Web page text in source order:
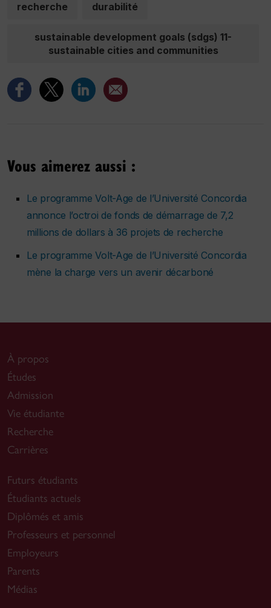
recherche durabilité
sustainable development goals (sdgs) 11-
sustainable cities and communities
Vous aimerez aussi :
Le programme Volt-Age de l’Université Concordia
annonce l’octroi de fonds de démarrage de 7,2
millions de dollars à 36 projets de recherche
Le programme Volt-Age de l’Université Concordia
mène la charge vers un avenir décarboné
À propos
Études
Admission
Vie étudiante
Recherche
Carrières
Futurs étudiants
Étudiants actuels
Diplômés et amis
Professeurs et personnel
Employeurs
Parents
Médias